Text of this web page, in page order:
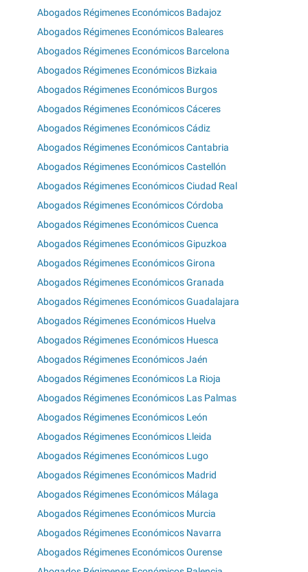
Abogados Régimenes Económicos Badajoz
Abogados Régimenes Económicos Baleares
Abogados Régimenes Económicos Barcelona
Abogados Régimenes Económicos Bizkaia
Abogados Régimenes Económicos Burgos
Abogados Régimenes Económicos Cáceres
Abogados Régimenes Económicos Cádiz
Abogados Régimenes Económicos Cantabria
Abogados Régimenes Económicos Castellón
Abogados Régimenes Económicos Ciudad Real
Abogados Régimenes Económicos Córdoba
Abogados Régimenes Económicos Cuenca
Abogados Régimenes Económicos Gipuzkoa
Abogados Régimenes Económicos Girona
Abogados Régimenes Económicos Granada
Abogados Régimenes Económicos Guadalajara
Abogados Régimenes Económicos Huelva
Abogados Régimenes Económicos Huesca
Abogados Régimenes Económicos Jaén
Abogados Régimenes Económicos La Rioja
Abogados Régimenes Económicos Las Palmas
Abogados Régimenes Económicos León
Abogados Régimenes Económicos Lleida
Abogados Régimenes Económicos Lugo
Abogados Régimenes Económicos Madrid
Abogados Régimenes Económicos Málaga
Abogados Régimenes Económicos Murcia
Abogados Régimenes Económicos Navarra
Abogados Régimenes Económicos Ourense